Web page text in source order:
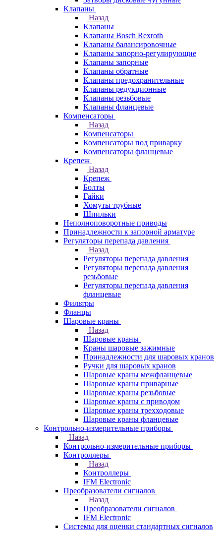
Клапаны
Назад
Клапаны
Клапаны Bosch Rexroth
Клапаны балансировочные
Клапаны запорно-регулирующие
Клапаны запорные
Клапаны обратные
Клапаны предохранительные
Клапаны редукционные
Клапаны резьбовые
Клапаны фланцевые
Компенсаторы
Назад
Компенсаторы
Компенсаторы под приварку
Компенсаторы фланцевые
Крепеж
Назад
Крепеж
Болты
Гайки
Хомуты трубные
Шпильки
Неполноповоротные приводы
Принадлежности к запорной арматуре
Регуляторы перепада давления
Назад
Регуляторы перепада давления
Регуляторы перепада давления
резьбовые
Регуляторы перепада давления
фланцевые
Фильтры
Фланцы
Шаровые краны
Назад
Шаровые краны
Краны шаровые зажимные
Принадлежности для шаровых кранов
Ручки для шаровых кранов
Шаровые краны межфланцевые
Шаровые краны приварные
Шаровые краны резьбовые
Шаровые краны с приводом
Шаровые краны трехходовые
Шаровые краны фланцевые
Контрольно-измерительные приборы
Назад
Контрольно-измерительные приборы
Контроллеры
Назад
Контроллеры
IFM Electronic
Преобразователи сигналов
Назад
Преобразователи сигналов
IFM Electronic
Системы для оценки стандартных сигналов